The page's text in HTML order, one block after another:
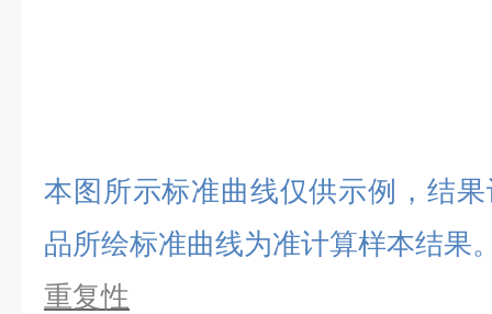
本图所示标准曲线仅供示例，结
品所绘标准曲线为准计算样本结果
重复性